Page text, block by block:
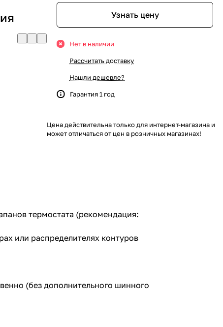
Узнать цену
Нет в наличии
Рассчитать доставку
Нашли дешевле?
Гарантия 1 год
Цена действительна только для интернет-магазина и
может отличаться от цен в розничных магазинах!
термостата (рекомендация:
или распределителях контуров
(без дополнительного шинного